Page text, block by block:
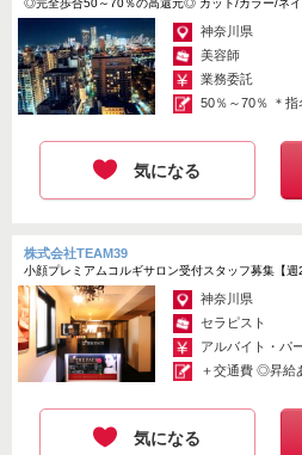
◎完全歩合50～70％の高還元◎ カット/カラー/ネイ
神奈川県
美容師
業務委託
50％～70％ ＊
気になる
株式会社TEAM39
小顔プレミアムコルギサロン受付スタッフ募集【週
神奈川県
セラピスト
アルバイト・パ
＋交通費 ◎昇給
気になる